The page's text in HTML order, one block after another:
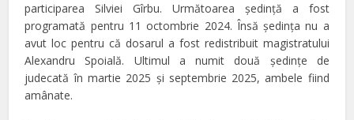
participarea Silviei Gîrbu. Următoarea şedinţă a fost
programată pentru 11 octombrie 2024. Însă şedinţa nu a
avut loc pentru că dosarul a fost redistribuit magistratului
Alexandru Spoială. Ultimul a numit două şedinţe de
judecată în martie 2025 şi septembrie 2025, ambele fiind
amânate.